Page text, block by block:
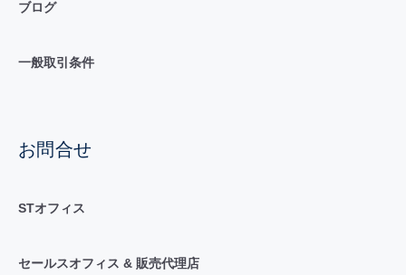
ブログ
一般取引条件
お問合せ
STオフィス
セールスオフィス & 販売代理店